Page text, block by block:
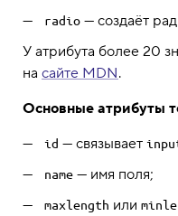
radio — создаёт
У атрибута более 20
на сайте MDN.
Основные атрибуты
id — связывает
name — имя поля;
maxlength или